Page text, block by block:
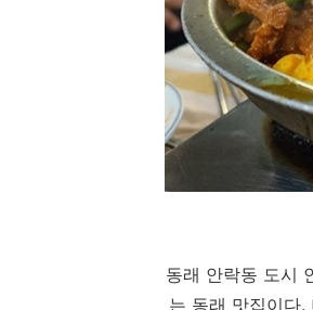
동래 안락동 도시
는 동래 맛집이다